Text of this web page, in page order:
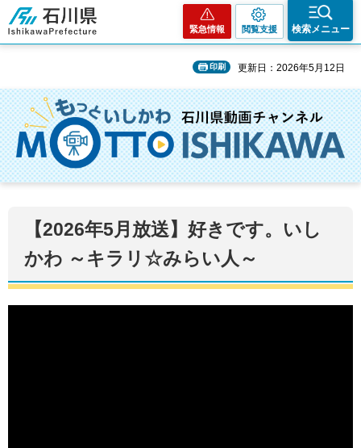
石川県
緊急情報 閲覧支援 検索メニュー
印刷 更新日：2026年5月12日
【2026年5月放送】好きです。いし
かわ ～キラリ☆みらい人～